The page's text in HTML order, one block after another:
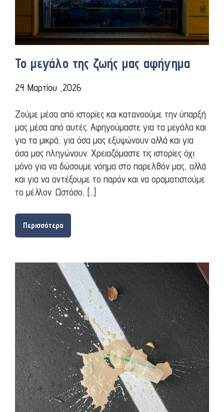
Το μεγάλο της ζωής μας αφήγημα
24 Μαρτίου ,2026
Ζούμε μέσα από ιστορίες και κατανοούμε την ύπαρξή
μας μέσα από αυτές. Αφηγούμαστε για τα μεγάλα και
για τα μικρά, για όσα μας εξυψώνουν αλλά και για
όσα μας πληγώνουν. Χρειαζόμαστε τις ιστορίες όχι
μόνο για να δώσουμε νόημα στο παρελθόν μας, αλλά
και για να αντέξουμε το παρόν και να οραματιστούμε
το μέλλον. Ωστόσο, […]
Περισσότερα